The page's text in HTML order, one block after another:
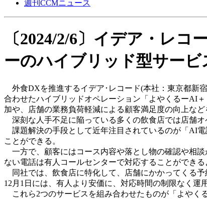
週刊CCMニュース
〔2024/2/6〕イデア・レ
ーのハイブリッド型サービ
外食DXを推進するイデア･レコード(本社：東京都新
合わせたハイブリッドオペレーション「よやくるーAI
加や、店舗の業務負荷軽減による顧客満足度の向上など
深刻な人手不足に陥っている多くの飲食店では店舗
課題解決の手段として近年注目されているのが「AI
ことができる。
一方で、顧客にはコース内容や落とし物の確認や相
ない電話は有人コールセンターで対応することができ
同社では、飲食店に特化して、店舗にかかってくる
12月1日には、有人より安価に、対応時間の制限なく運
これら2つのサービスを組み合わせたものが「よやく